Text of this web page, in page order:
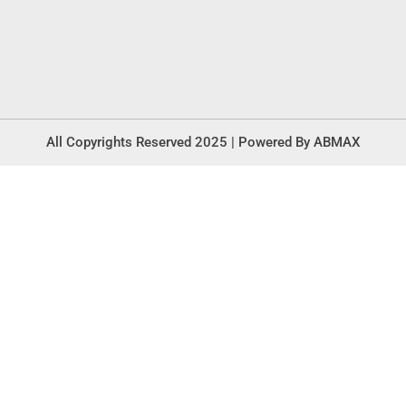
All Copyrights Reserved 2025 | Powered By ABMAX